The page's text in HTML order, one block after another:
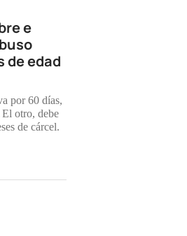
e
de edad
por 60 días,
otro, debe
de cárcel.